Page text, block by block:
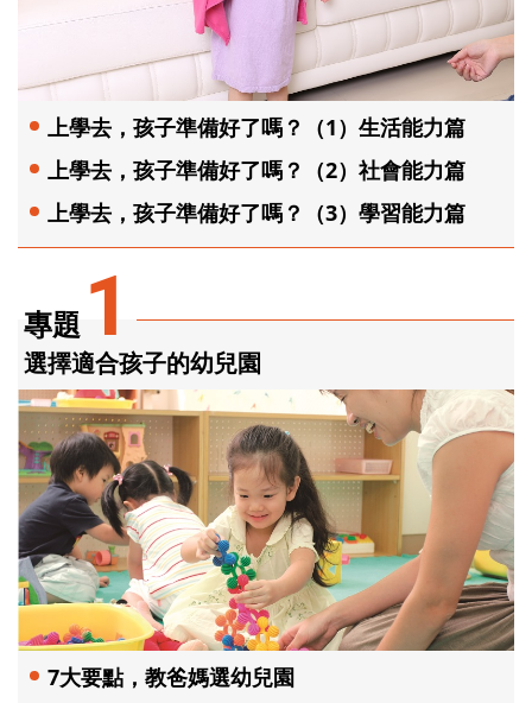
專題 1
選擇適合孩子的幼兒園
7大要點，教爸媽選幼兒園
上學去，孩子準備好了嗎？（1）生活能力篇
上學去，孩子準備好了嗎？（2）社會能力篇
上學去，孩子準備好了嗎？（3）學習能力篇